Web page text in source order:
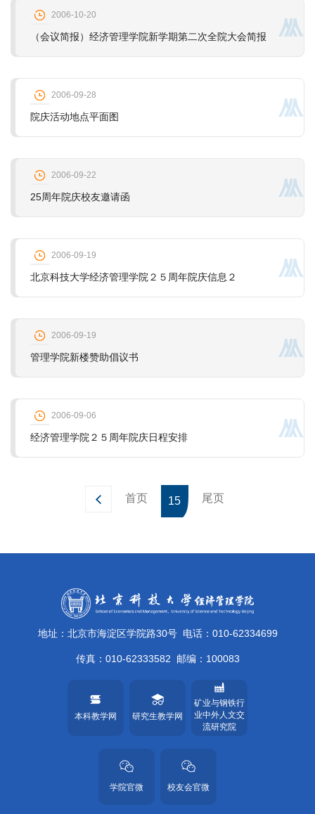
2006-10-20
（会议简报）经济管理学院新学期第二次全院大会简报
2006-09-28
院庆活动地点平面图
2006-09-22
25周年院庆校友邀请函
2006-09-19
北京科技大学经济管理学院２５周年院庆信息２
2006-09-19
管理学院新楼赞助倡议书
2006-09-06
经济管理学院２５周年院庆日程安排
首页 15 尾页
地址：北京市海淀区学院路30号 电话：010-62334699
传真：010-62333582 邮编：100083
本科教学网 研究生教学网
矿业与钢铁行
业中外人文交
流研究院
学院官微 校友会官微